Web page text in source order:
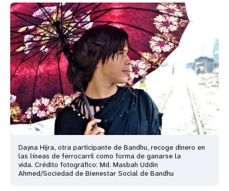
Dayna Hijra, otra participante de Bandhu, recoge dinero en
las líneas de ferrocarril como forma de ganarse la
vida. Crédito fotográfico: Md. Masbah Uddin
Ahmed/Sociedad de Bienestar Social de Bandhu